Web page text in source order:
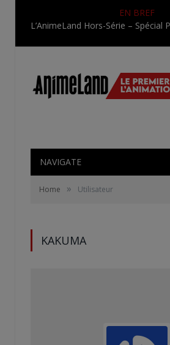
EN BREF
NAVIGATE
Home » Utilisateur
KAKUMA